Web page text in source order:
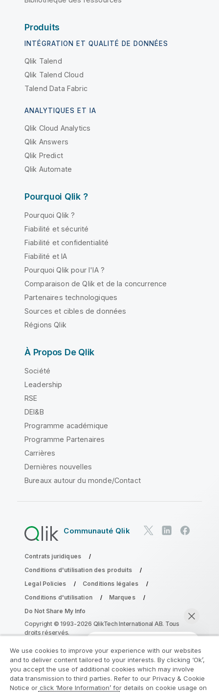
Produits
INTÉGRATION ET QUALITÉ DE DONNÉES
Qlik Talend
Qlik Talend Cloud
Talend Data Fabric
ANALYTIQUES ET IA
Qlik Cloud Analytics
Qlik Answers
Qlik Predict
Qlik Automate
Pourquoi Qlik ?
Pourquoi Qlik ?
Fiabilité et sécurité
Fiabilité et confidentialité
Fiabilité et IA
Pourquoi Qlik pour l'IA ?
Comparaison de Qlik et de la concurrence
Partenaires technologiques
Sources et cibles de données
Régions Qlik
À Propos De Qlik
Société
Leadership
RSE
DEI&B
Programme académique
Programme Partenaires
Carrières
Dernières nouvelles
Bureaux autour du monde/Contact
Communauté Qlik
Contrats juridiques
Conditions d'utilisation des produits
Legal Policies
Conditions légales
Conditions d'utilisation
Marques
Do Not Share My Info
Copyright © 1993-2026 QlikTech International AB. Tous
droits réservés.
Rejoignez le Programme de
modernisation analytique
We use cookies to improve your experience with our websites
and to deliver content tailored to your interests. By clicking ‘Ok’,
you accept the use of additional cookies which may involve
data transmission to third parties. Refer to our Privacy & Cookie
Notice or click ‘More Information’ for details on cookie usage on